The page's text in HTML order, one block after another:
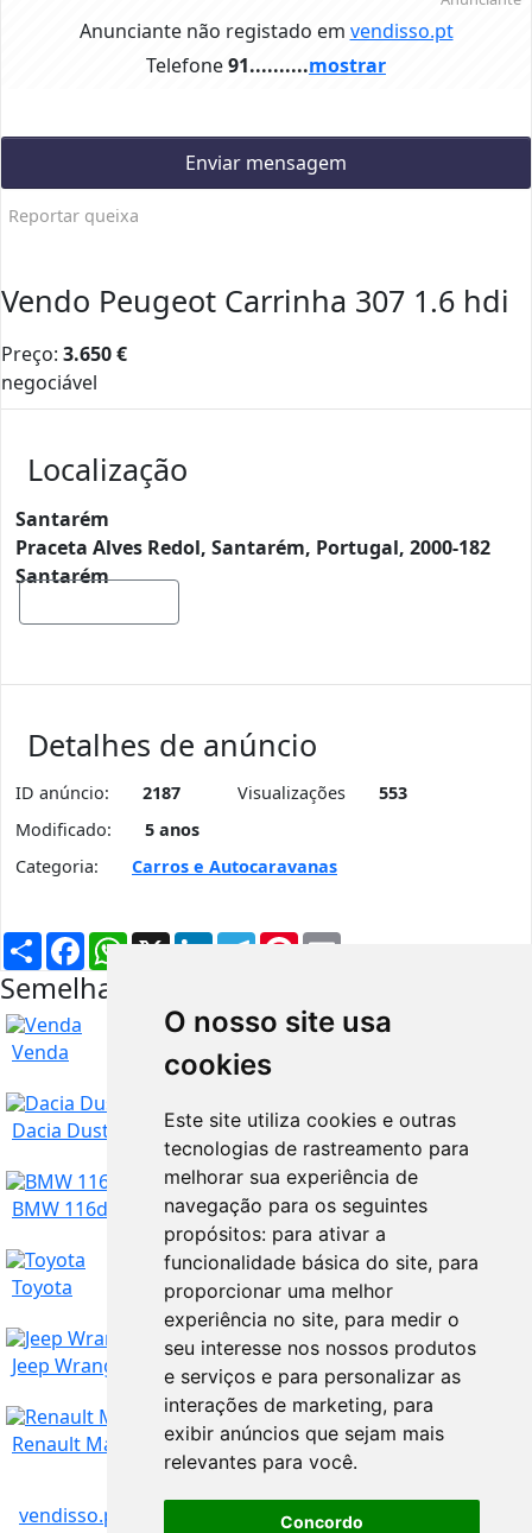
O nosso site usa
cookies
Este site utiliza cookies e outras
tecnologias de rastreamento para
melhorar sua experiência de
navegação para os seguintes
propósitos: para ativar a
funcionalidade básica do site, para
proporcionar uma melhor
experiência no site, para medir o
seu interesse nos nossos produtos
e serviços e para personalizar as
interações de marketing, para
exibir anúncios que sejam mais
relevantes para você.
Concordo
Telefone91..........mostrar
Anunciante não registado em vendisso.pt
Enviar mensagem
Reportar queixa
Vendo Peugeot Carrinha 307 1.6 hdi
Preço: 3.650€
negociável
Localização
Santarém
Praceta Alves Redol, Santarém, Portugal, 2000-182
Santarém
Detalhes de anúncio
ID anúncio: 2187 Visualizações
553
Modificado:
5 anos
Categoria:
Carros e Autocaravanas
PartilharFacebookWhatsApp
X LinkedInTelegram
Pinterest
Semelhantes na mesma região
Venda
Santarém
Dacia Duster 1.5 DCI
Santarém
BMW 116d Corporate Edition Pack M
Santarém 18.200
Toyota
Santarém
Jeep Wrangler 2.8 CRD
Santarém
Renault Master
vendisso.pt
Veículos